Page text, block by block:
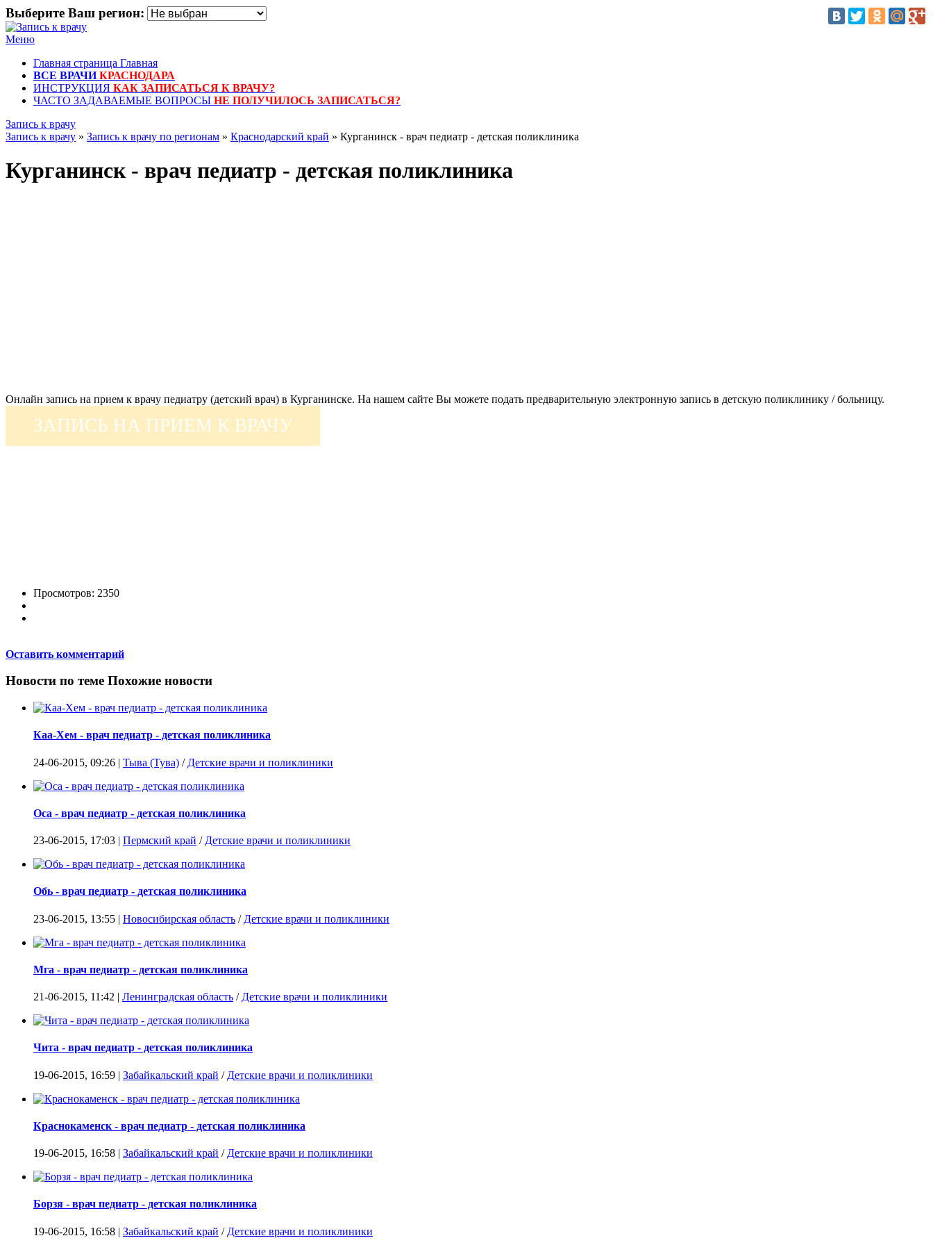
Выберите Ваш регион:
Меню
Главная страница Главная
ВСЕ ВРАЧИ КРАСНОДАРА
ИНСТРУКЦИЯ КАК ЗАПИСАТЬСЯ К ВРАЧУ?
ЧАСТО ЗАДАВАЕМЫЕ ВОПРОСЫ НЕ ПОЛУЧИЛОСЬ ЗАПИСАТЬСЯ?
Запись к врачу
Запись к врачу » Запись к врачу по регионам » Краснодарский край » Курганинск - врач педиатр - детская поликлиника
Курганинск - врач педиатр - детская поликлиника
Онлайн запись на прием к врачу педиатру (детский врач) в Курганинске. На нашем сайте Вы можете подать предварительную электронную запись в детскую поликлинику / больницу.
ЗАПИСЬ НА ПРИЕМ К ВРАЧУ
Просмотров: 2350
Оставить комментарий
Новости по теме Похожие новости
Каа-Хем - врач педиатр - детская поликлиника
24-06-2015, 09:26 | Тыва (Тува) / Детские врачи и поликлиники
Оса - врач педиатр - детская поликлиника
23-06-2015, 17:03 | Пермский край / Детские врачи и поликлиники
Обь - врач педиатр - детская поликлиника
23-06-2015, 13:55 | Новосибирская область / Детские врачи и поликлиники
Мга - врач педиатр - детская поликлиника
21-06-2015, 11:42 | Ленинградская область / Детские врачи и поликлиники
Чита - врач педиатр - детская поликлиника
19-06-2015, 16:59 | Забайкальский край / Детские врачи и поликлиники
Краснокаменск - врач педиатр - детская поликлиника
19-06-2015, 16:58 | Забайкальский край / Детские врачи и поликлиники
Борзя - врач педиатр - детская поликлиника
19-06-2015, 16:58 | Забайкальский край / Детские врачи и поликлиники